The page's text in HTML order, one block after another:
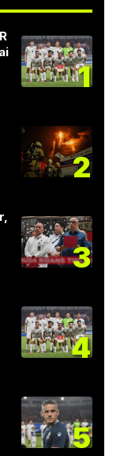
1
2
3
4
5